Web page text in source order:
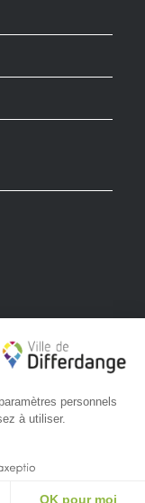
Play Store
Differdange
✕
je vous aider ?